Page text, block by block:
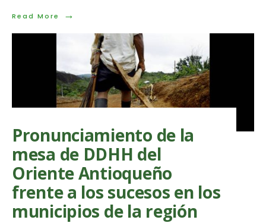
Read More →
Read
¿Revictimizados
reclamar
sus
tierras?
Pronunciamiento de la
mesa de DDHH del
Oriente Antioqueño
frente a los sucesos en los
municipios de la región